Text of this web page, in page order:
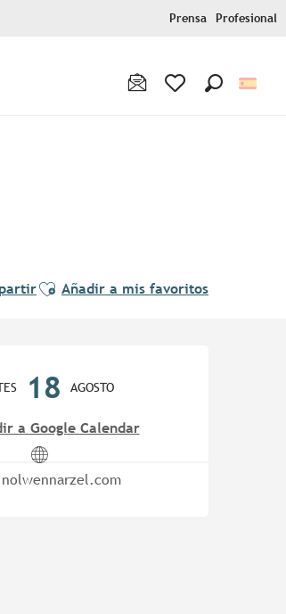
Prensa Profesional
Ajouter aux favoris
Añadir a mis favoritos
18 AGOSTO
a Google Calendar